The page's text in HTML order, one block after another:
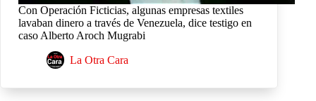
Con Operación Ficticias, algunas empresas textiles
lavaban dinero a través de Venezuela, dice testigo en
caso Alberto Aroch Mugrabi
La Otra Cara